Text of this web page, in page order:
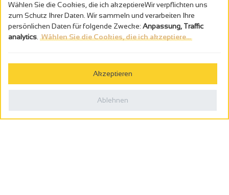
Alkoholmissbrauch ist gefährlich für die Gesundheit - trinken Sie in
Politique de confidentialité
Wählen Sie die Cookies, die ich akzeptiereWir verpflichten uns
zum Schutz Ihrer Daten. Wir sammeln und verarbeiten Ihre
persönlichen Daten für folgende Zwecke: Anpassung, Traffic
analytics Wählen Sie die Cookies, die ich akzeptiere...
Akzeptieren
Ablehnen